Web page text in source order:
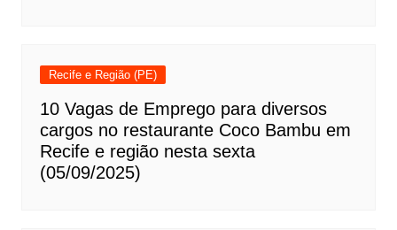
Recife e Região (PE)
10 Vagas de Emprego para diversos
cargos no restaurante Coco Bambu em
Recife e região nesta sexta
(05/09/2025)